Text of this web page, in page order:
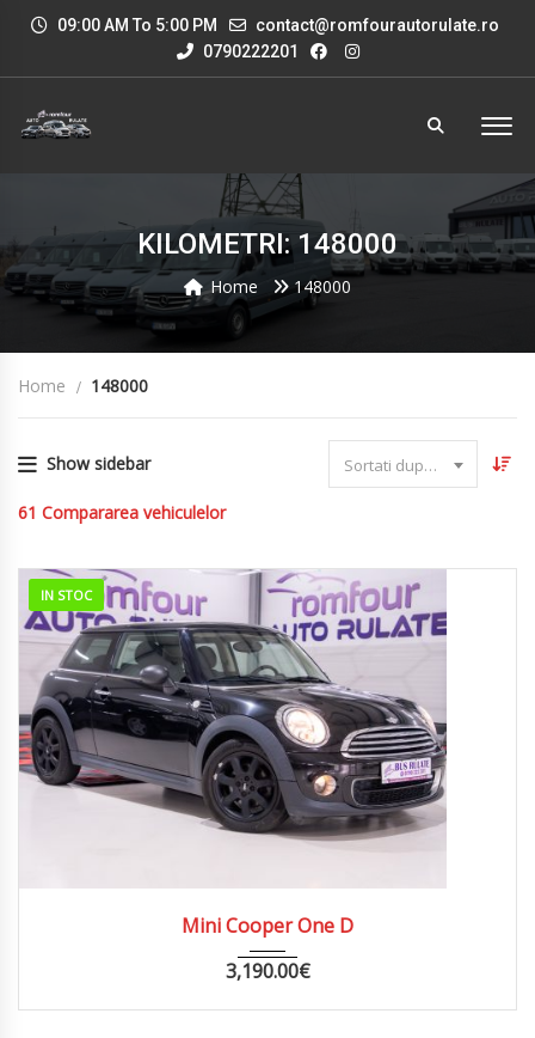
09:00 AM To 5:00 PM
contact@romfourautorulate.ro
0790222201
KILOMETRI: 148000
Home 148000
Home 148000
Show sidebar Sortati dupa data
61 Compararea vehiculelor
IN STOC
Mini Cooper One D
3,190.00€